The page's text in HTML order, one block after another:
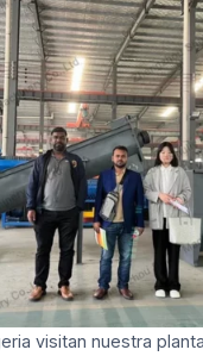
visitan nuestra